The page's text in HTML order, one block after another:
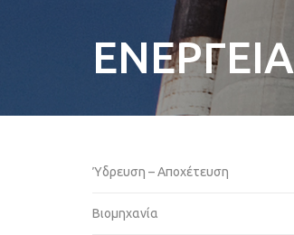
ΕΝΈΡΓΕΙΑ
Ύδρευση – Αποχέτευση
Βιομηχανία